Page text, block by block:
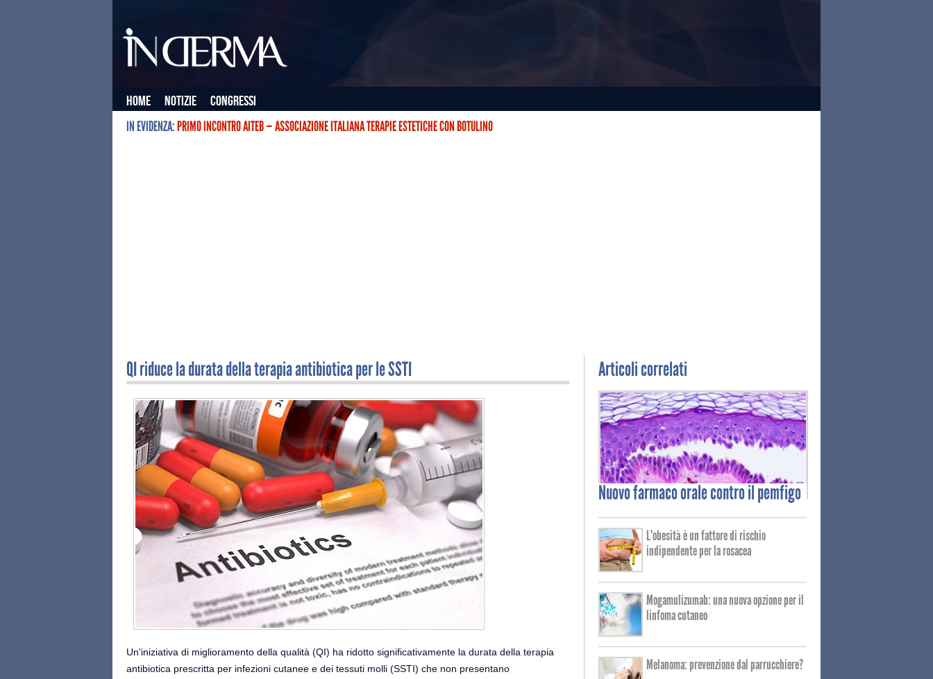
Home Notizie
Congressi
IN EVIDENZA:PRIMO INCONTRO AITEB — ASSOCIAZIONE ITALIANA TERAPIE ESTETICHE CON BOTULINO
QI riduce la durata della terapia antibiotica per le SSTI
Un'iniziativa di miglioramento della qualità (QI) ha ridotto significativamente la durata della terapia
antibiotica prescritta per infezioni cutanee e dei tessuti molli (SSTI) che non presentano
Articoli correlati
Nuovofarmaco orale contro il pemfigo
L'obesità è un fattore di rischio
indipendente per la rosacea
Mogamulizumab: una nuova opzione per il
linfoma cutaneo
Melanoma: prevenzione dal parrucchiere?